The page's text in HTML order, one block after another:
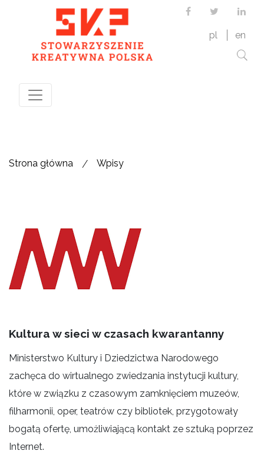
FacebookTwitter
pl en
Strona główna / Wpisy
Kultura w sieci w czasach kwarantanny
Ministerstwo Kultury i Dziedzictwa Narodowego
zachęca do wirtualnego zwiedzania instytucji kultury,
które w związku z czasowym zamknięciem muzeów,
filharmonii, oper, teatrów czy bibliotek, przygotowały
bogatą ofertę, umożliwiającą kontakt ze sztuką poprzez
Internet.